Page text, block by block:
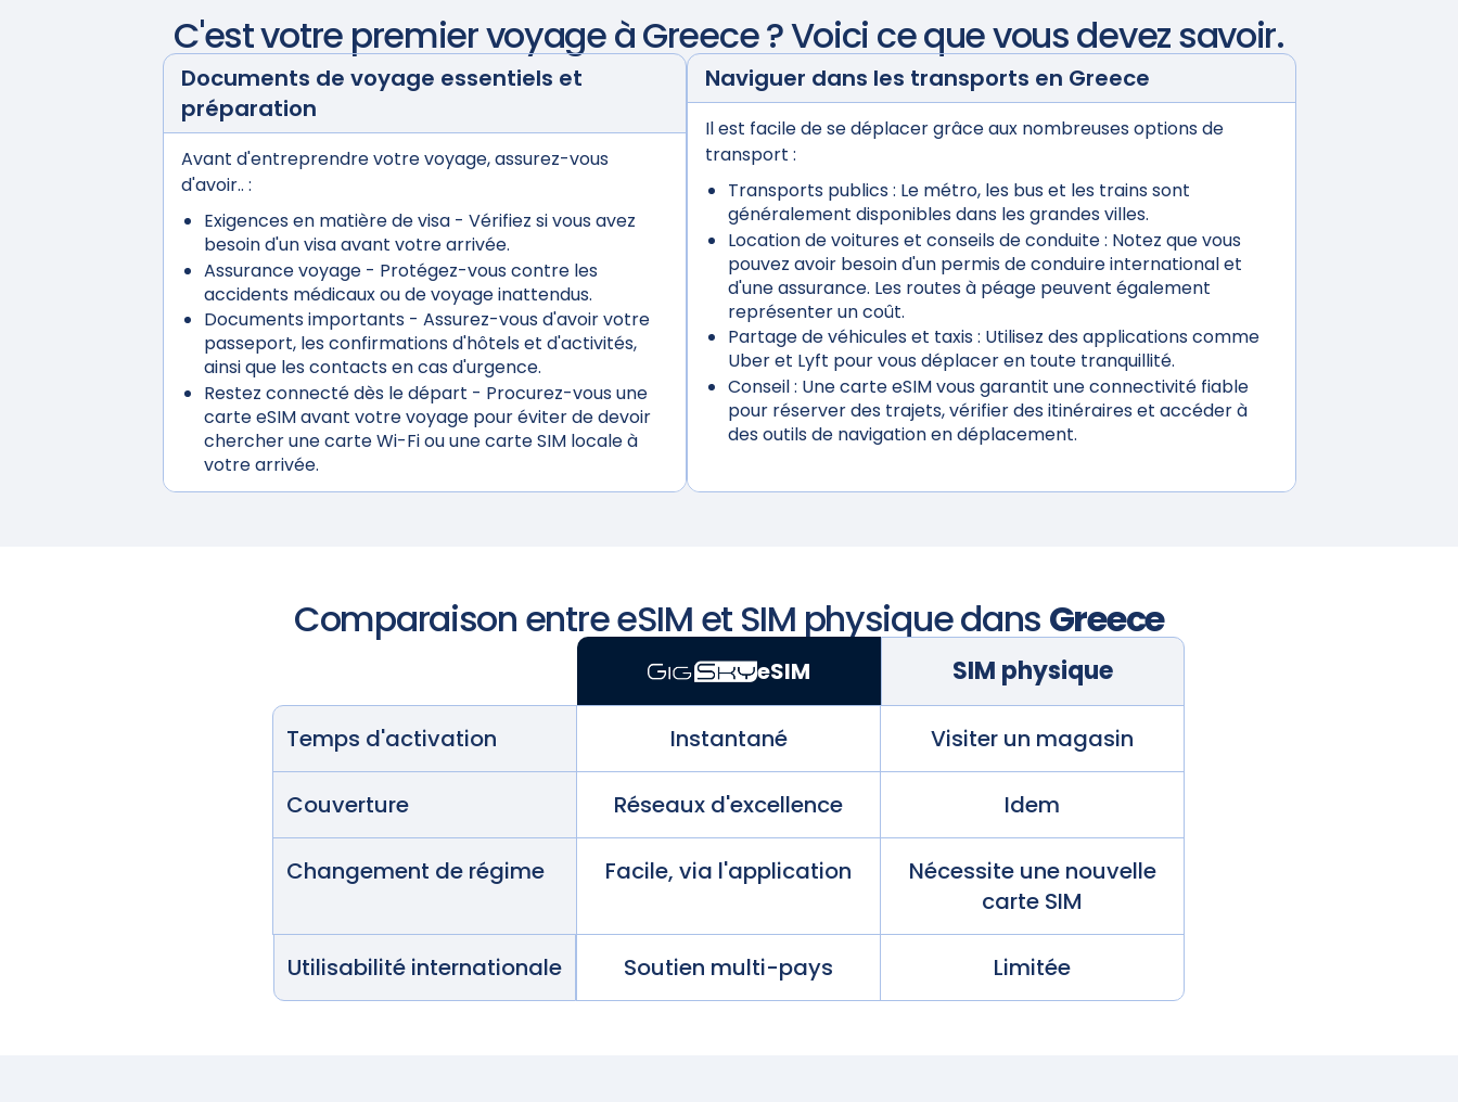
C'est votre premier voyage àGreece? Voici ce que vous devez savoir.
Documents de voyage essentiels et
préparation
Avant d'entreprendre votre voyage, assurez-vous
d'avoir.. :
Exigences en matière de visa- Vérifiez si vous avez
besoin d'un visa avant votre arrivée.
Assurance voyage- Protégez-vous contre les
accidents médicaux ou de voyage inattendus.
Documents importants- Assurez-vous d'avoir votre
passeport, les confirmations d'hôtels et d'activités,
ainsi que les contacts en cas d'urgence.
Restez connecté dès le départ - Procurez-vous une
carte eSIM avant votre voyage pour éviter de devoir
chercher une carte Wi-Fi ou une carte SIM locale à
votre arrivée.
Naviguer dans les transports en Greece
Il est facile de se déplacer grâce aux nombreuses options de
transport :
Transports publics : Le métro, les bus et les trains sont
généralement disponibles dans les grandes villes.
Location de voitures et conseils de conduite : Notez que vous
pouvez avoir besoin d'un permis de conduire international et
d'une assurance. Les routes à péage peuvent également
représenter un coût.
Partage de véhicules et taxis : Utilisez des applications comme
Uber et Lyft pour vous déplacer en toute tranquillité.
Conseil : Une carte eSIM vous garantit une connectivité fiable
pour réserver des trajets, vérifier des itinéraires et accéder à
des outils de navigation en déplacement.
Comparaison entre eSIM et SIM physique dans Greece
eSIM SIM physique
Temps d'activation Instantané Visiter un magasin
Couverture Réseaux d'excellence Idem
Changement de régime Facile, via l'application
Nécessite une nouvelle
carte SIM
Utilisabilité internationale Soutien multi-pays Limitée